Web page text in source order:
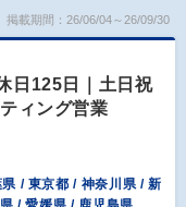
掲載期間：26/06/04～26/09/30
日125日｜土日祝
ィング営業
/ 東京都 / 神奈川県 / 新